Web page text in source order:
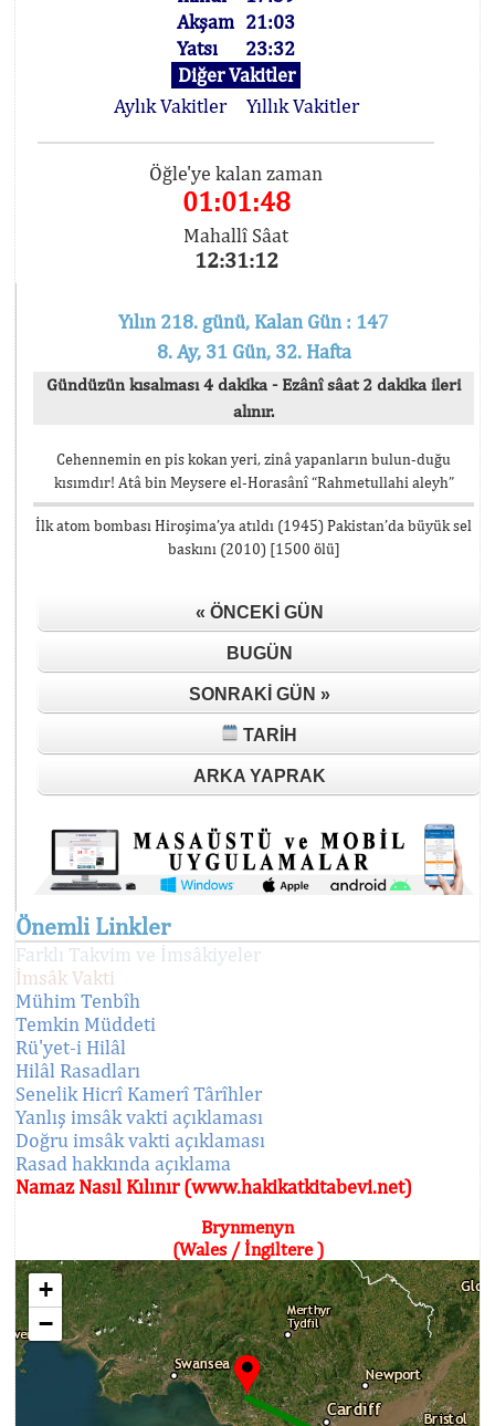
Akşam 21:03
Yatsı
23:32
Diğer Vakitler
Aylık Vakitler
Yıllık Vakitler
Öğle'ye kalan zaman
01:01:48
Mahallî Sâat
12:31:12
Yılın 218. günü, Kalan Gün : 147
8. Ay, 31 Gün, 32. Hafta
Gündüzün kısalması 4 dakika - Ezânî sâat 2 dakika ileri
alınır.
Cehennemin en pis kokan yeri, zinâ yapanların bulun-duğu
kısımdır! Atâ bin Meysere el-Horasânî “Rahmetullahi aleyh”
İlk atom bombası Hiroşima’ya atıldı (1945) Pakistan’da büyük sel
baskını (2010) [1500 ölü]
« ÖNCEKI GÜN
BUGÜN
SONRAKI GÜN »
TARIH
ARKA YAPRAK
Önemli Linkler
Farklı Takvim ve İmsâkiyeler
İmsâk Vakti
Mühim Tenbîh
Temkin Müddeti
Rü'yet-i Hilâl
Hilâl Rasadları
Senelik Hicrî Kamerî Târîhler
Yanlış imsâk vakti açıklaması
Doğru imsâk vakti açıklaması
Rasad hakkında açıklama
Namaz Nasıl Kılınır (www.hakikatkitabevi.net)
Brynmenyn
(Wales / İngiltere )
+
−